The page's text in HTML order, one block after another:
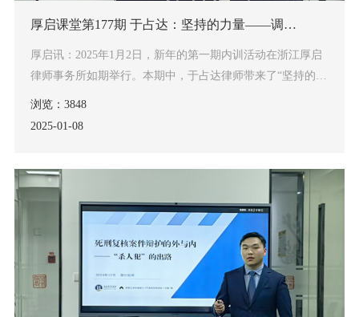
厚启课堂第177期 于占达：坚持的力量——调查实务分享
厚启讯：2025年1月2日，新年的第一期内训活动在浙江厚启
律师事务所如期举行。本期中，于占达律师带来了“坚持的力
量——调查实务分享”，厚启所全体同仁们参加了此次内训活
浏览：3848
08
2025-01